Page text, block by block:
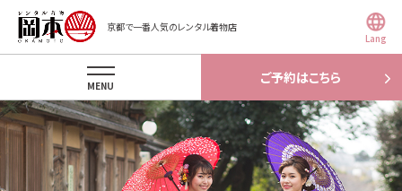
京都で一番人気のレンタル着物店
Lang
ご予約はこちら
MENU